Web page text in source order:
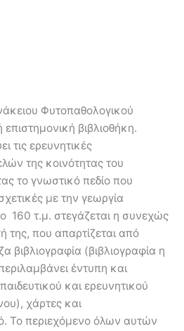
Φυτοπαθολογικού
επιστημονική βιβλιοθήκη.
τις ερευνητικές
της κοινότητας του
το γνωστικό πεδίο που
με την γεωργία
160 τ.μ. στεγάζεται η συνεχώς
της, που απαρτίζεται από
βιβλιογραφία (βιβλιογραφία η
έντυπη και
και ερευνητικού
χάρτες και
Το περιεχόμενο όλων αυτών